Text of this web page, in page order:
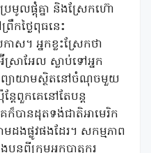
ប្រមូលផ្តុំគ្នា និងស្រែកហ៊ោ
រឹកថ្ងៃពុធនេះ
ស។ អ្នកខ្លះស្រែកថា
រាអែល ស្លាប់ទៅអ្នក
ព្យាយាមស្ថិតនៅចំណុចមួយ
ន្តែពួកគេនៅតែបន្ត
បានដុតទង់ជាតិអាមេរិក
ងផ្លូវផងដែរ។ សកម្មភាព
ន្តពីក្រុមអ្នកបាតុករ